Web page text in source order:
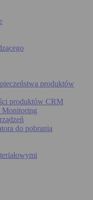
produktów
produktów CRM
Monitoring
do pobrania